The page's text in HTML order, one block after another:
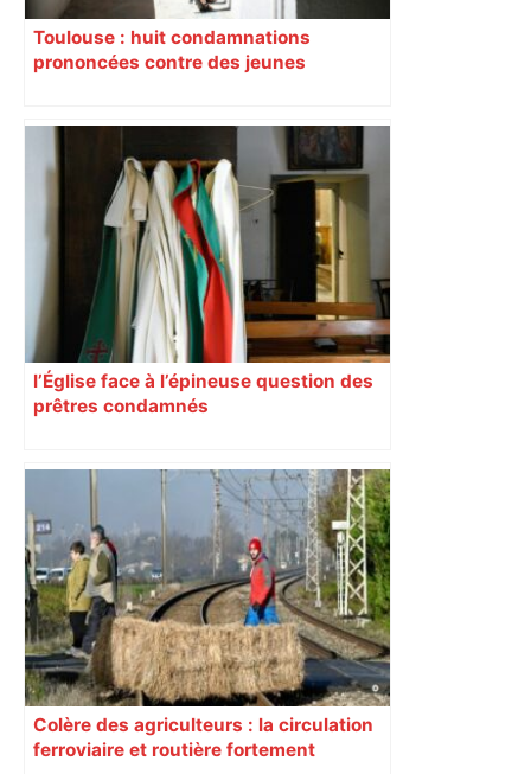
Toulouse : huit condamnations
prononcées contre des jeunes
l’Église face à l’épineuse question des
prêtres condamnés
Colère des agriculteurs : la circulation
ferroviaire et routière fortement